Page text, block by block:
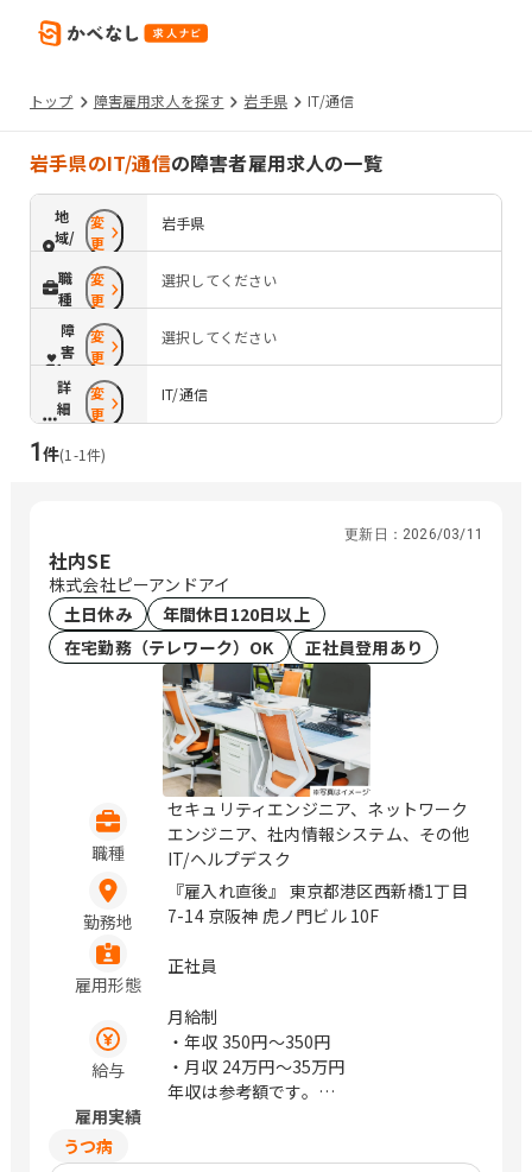
トップ 障害雇用求人を探す 岩手県 IT/通信
岩手県のIT/通信の障害者雇用求人の一覧
地
域/
路
線
変
更
岩手県
職
種
変
更
選択してください
障
害
配
慮
変
更
選択してください
詳
細
条
件
変
更
IT/通信
1件(1 -1件)
更新日： 2026/03/11
社内SE
株式会社ピーアンドアイ
土日休み
年間休日120日以上
在宅勤務（テレワーク）OK
正社員登用あり
職種
セキュリティエンジニア、ネットワーク
エンジニア、社内情報システム、その他
IT/ヘルプデスク
勤務地
『雇入れ直後』 東京都港区西新橋1丁目
7-14 京阪神 虎ノ門ビル 10F
雇用形態
正社員
給与
月給制
・年収 350円〜350円
・月収 24万円〜35万円
年収は参考額です。
雇用実績
うつ病